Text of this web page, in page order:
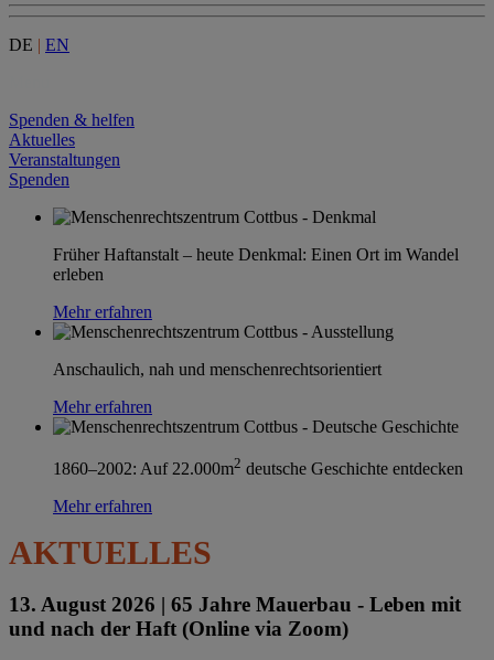
DE | EN
Spenden & helfen
Aktuelles
Veranstaltungen
Spenden
Früher Haftanstalt – heute Denkmal: Einen Ort im Wandel
erleben
Mehr erfahren
Anschaulich, nah und menschenrechtsorientiert
Mehr erfahren
1860–2002: Auf 22.000m2 deutsche Geschichte entdecken
Mehr erfahren
AKTUELLES
13. August 2026 | 65 Jahre Mauerbau - Leben mit
und nach der Haft (Online via Zoom)